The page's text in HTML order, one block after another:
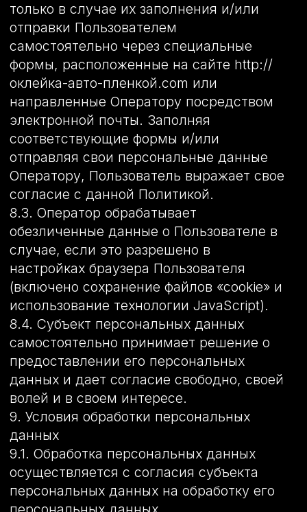
и уничтожение персональных данных.
11.2. Оператор осуществляет
автоматизированную обработку
персональных данных с получением и/
или передачей полученной информации
по информационно-
телекоммуникационным сетям или без
таковой.
12. Трансграничная передача
персональных данных 12.1. Оператор до
начала осуществления трансграничной
передачи персональных данных обязан
убедиться в том, что иностранным
государством, на территорию которого
предполагается осуществлять передачу
персональных данных, обеспечивается
надежная защита прав субъектов
персональных данных.
12.2. Трансграничная передача
персональных данных на территории
иностранных государств, не отвечающих
вышеуказанным требованиям, может
осуществляться только в случае
наличия согласия в письменной форме
субъекта персональных данных на
трансграничную передачу его
персональных данных и/или исполнения
договора, стороной которого является
субъект персональных данных.
13. Конфиденциальность персональных
данных Оператор и иные лица,
получившие доступ к персональным
данным, обязаны не раскрывать третьим
лицам и не распространять
персональные данные без согласия
субъекта персональных данных, если
иное не предусмотрено федеральным
законом.
14. Заключительные положения